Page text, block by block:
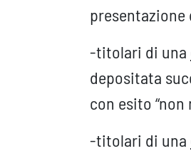
presentazione
-titolari di una
depositata
con esito “non
-titolari di una